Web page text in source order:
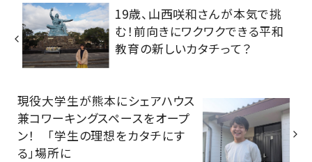
19歳、山西咲和さんが本気で挑
む！前向きにワクワクできる平和
教育の新しいカタチって？
現役大学生が熊本にシェアハウス
兼コワーキングスペースをオープ
ン！ 「学生の理想をカタチにす
る」場所に